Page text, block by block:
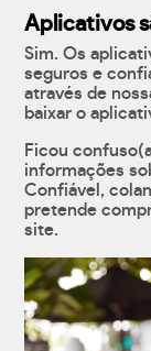
Aplicativos
Sim. Os
seguros e
através de
baixar o
Ficou
informações
Confiável,
pretende
site.